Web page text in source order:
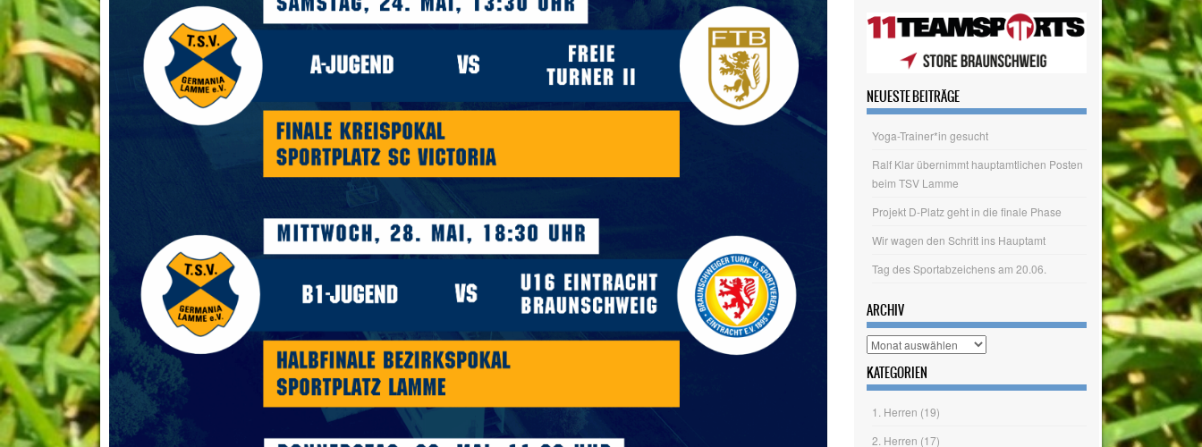
Yoga-Trainer*in gesucht
beim TSV Lamme
Projekt D-Platz geht in die finale Phase
ARCHIV
2. Herren(17)
Allgemein(238)
Ansprechpartner
Ehrenamt (8)
Events(56)